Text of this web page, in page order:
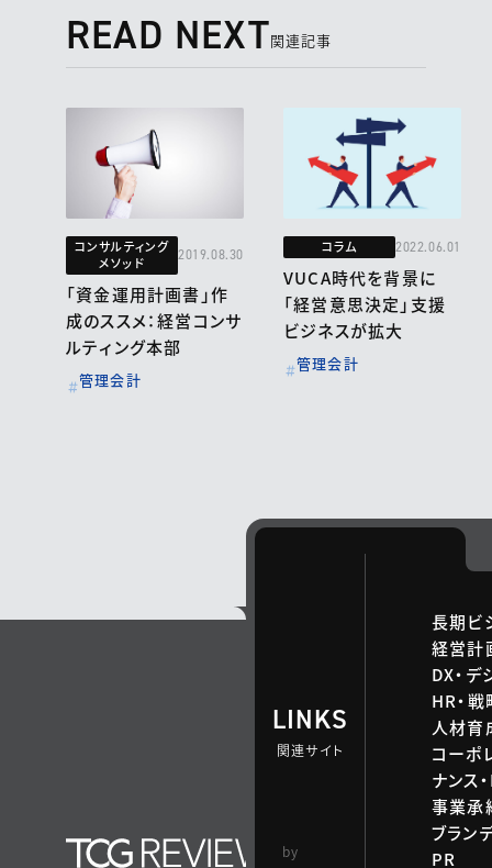
READ NEXT関連記事
コンサルティング
メソッド
2019.08.30
「資金運用計画書」作
成のススメ：経営コンサ
ルティング本部
管理会計
コラム 2022.06.01
VUCA時代を背景に
「経営意思決定」支援
ビジネスが拡大
管理会計
LINKS
関連サイト
長期ビ
経営計
DX・デ
HR・
人材育
コーポ
ナンス
事業承
ブラン
PR
by